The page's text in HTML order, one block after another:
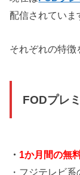
配信されていま
それぞれの特徴
FODプレ
・ 1か月間の無
・フジテレビ